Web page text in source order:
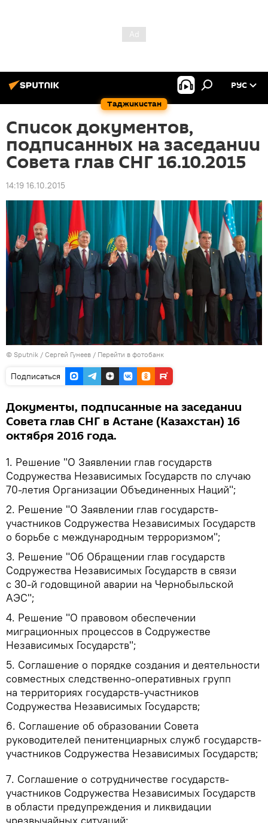
Таджикистан
РУС
Список документов,
подписанных на заседании
Совета глав СНГ 16.10.2015
14:19 16.10.2015
© Sputnik / Сергей Гунеев / Перейти в фотобанк
Подписаться
Документы, подписанные на заседании
Совета глав СНГ в Астане (Казахстан) 16
октября 2016 года.
1. Решение "О Заявлении глав государств
Содружества Независимых Государств по случаю
70-летия Организации Объединенных Наций";
2. Решение "О Заявлении глав государств-
участников Содружества Независимых Государств
о борьбе с международным терроризмом";
3. Решение "Об Обращении глав государств
Содружества Независимых Государств в связи
с 30-й годовщиной аварии на Чернобыльской
АЭС";
4. Решение "О правовом обеспечении
миграционных процессов в Содружестве
Независимых Государств";
5. Соглашение о порядке создания и деятельности
совместных следственно-оперативных групп
на территориях государств-участников
Содружества Независимых Государств;
6. Соглашение об образовании Совета
руководителей пенитенциарных служб государств-
участников Содружества Независимых Государств;
7. Соглашение о сотрудничестве государств-
участников Содружества Независимых Государств
в области предупреждения и ликвидации
чрезвычайных ситуаций;